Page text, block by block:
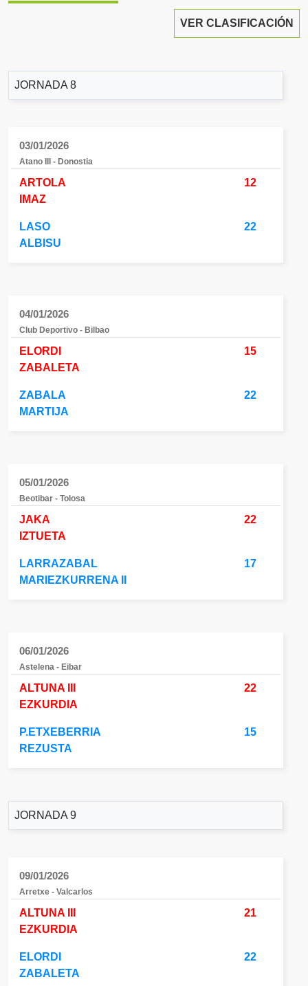
VER CLASIFICACIÓN
JORNADA 8
03/01/2026
Atano III - Donostia
ARTOLA
IMAZ
12
LASO
ALBISU
22
04/01/2026
Club Deportivo - Bilbao
ELORDI
ZABALETA
15
ZABALA
MARTIJA
22
05/01/2026
Beotibar - Tolosa
JAKA
IZTUETA
22
LARRAZABAL
MARIEZKURRENA II
17
06/01/2026
Astelena - Eibar
ALTUNA III
EZKURDIA
22
P.ETXEBERRIA
REZUSTA
15
JORNADA 9
09/01/2026
Arretxe - Valcarlos
ALTUNA III
EZKURDIA
21
ELORDI
ZABALETA
22